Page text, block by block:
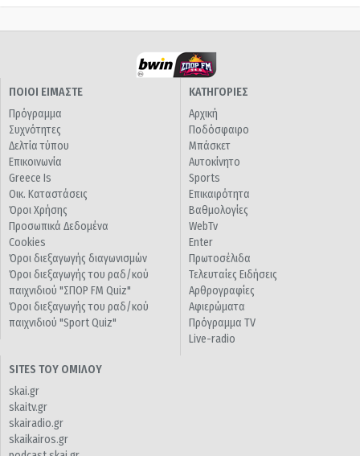
ΠΟΙΟΙ ΕΙΜΑΣΤΕ
Πρόγραμμα
Συχνότητες
Δελτία τύπου
Επικοινωνία
Greece Is
Οικ. Καταστάσεις
Όροι Χρήσης
Προσωπικά Δεδομένα
Cookies
Όροι διεξαγωγής διαγωνισμών
Όροι διεξαγωγής του ραδ/κού
παιχνιδιού "ΣΠΟΡ FM Quiz"
Όροι διεξαγωγής του ραδ/κού
παιχνιδιού "Sport Quiz"
ΚΑΤΗΓΟΡΙΕΣ
Αρχική
Ποδόσφαιρο
Μπάσκετ
Αυτοκίνητο
Sports
Επικαιρότητα
Βαθμολογίες
WebTv
Enter
Πρωτοσέλιδα
Τελευταίες Ειδήσεις
Αρθρογραφίες
Αφιερώματα
Πρόγραμμα TV
Live-radio
SITES ΤΟΥ ΟΜΙΛΟΥ
skai.gr
skaitv.gr
skairadio.gr
skaikairos.gr